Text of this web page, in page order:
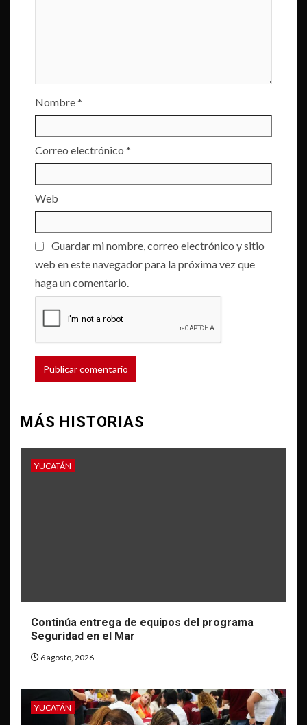
Nombre*
Correo electrónico *
Web
Guardar mi nombre, correo electrónico y sitio
web en este navegador para la próxima vez que
haga un comentario.
MÁS HISTORIAS
YUCATÁN
Continúa entrega de equipos del programa
Seguridad en el Mar
6 agosto, 2026
YUCATÁN